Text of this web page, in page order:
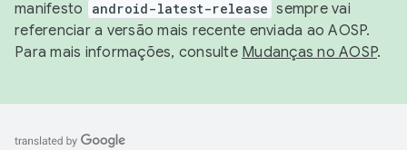
manifesto
android-latest-release sempre vai
referenciar a versão mais recente enviada ao AOSP.
Para mais informações, consulte Mudanças no AOSP.